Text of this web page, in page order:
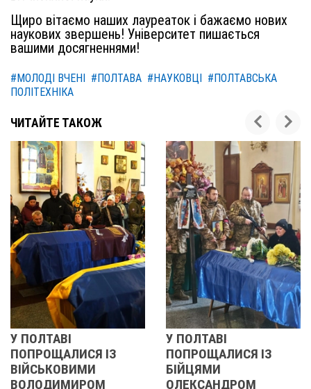
Щиро вітаємо наших лауреаток і бажаємо нових
наукових звершень! Університет пишається
вашими досягненнями!
#МОЛОДІ ВЧЕНІ #ПОЛТАВА #НАУКОВЦІ #ПОЛТАВСЬКА
ПОЛІТЕХНІКА
ЧИТАЙТЕ ТАКОЖ
ІЗ
У ПОЛТАВІ
ПОПРОЩАЛИСЯ ІЗ
ОЛЕКСАНДРОМ
2013